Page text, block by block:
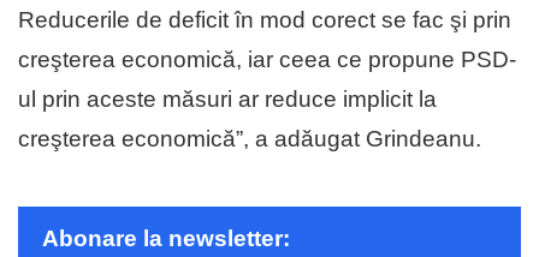
Reducerile de deficit în mod corect se fac şi prin
creşterea economică, iar ceea ce propune PSD-
ul prin aceste măsuri ar reduce implicit la
creşterea economică”, a adăugat Grindeanu.
Abonare la newsletter: